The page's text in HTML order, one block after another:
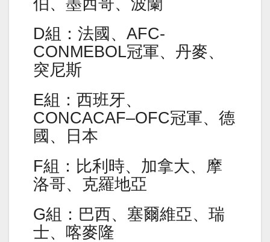
D組：法國、AFC-
CONMEBOL冠軍、丹麥、
突尼斯
E組：西班牙、
CONCACAF–OFC冠軍、德
國、日本
F組：比利時、加拿大、摩
洛哥、克羅地亞
G組：巴西、塞爾維亞、瑞
士、喀麥隆